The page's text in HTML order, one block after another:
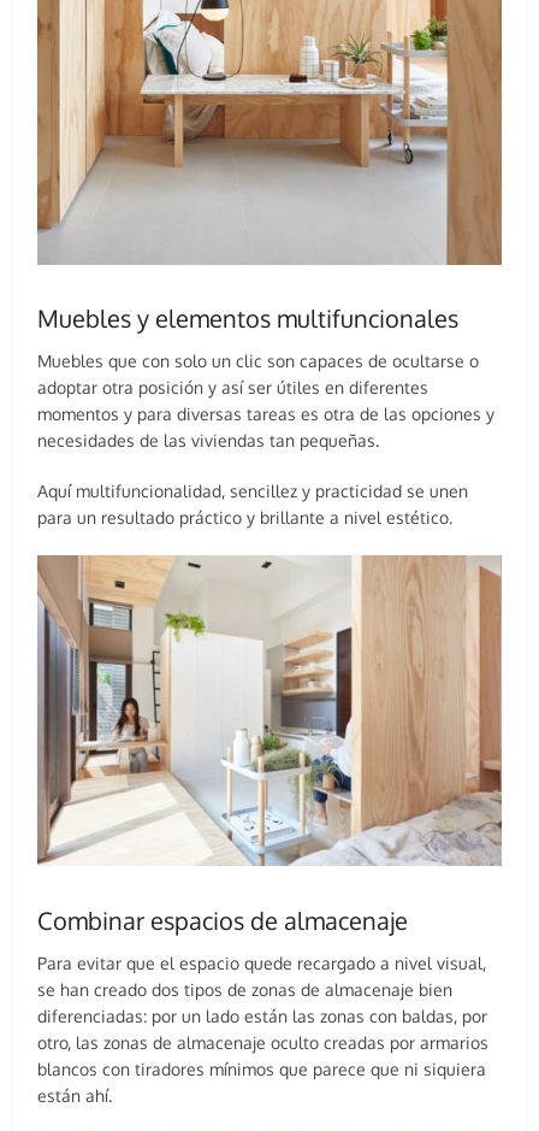
Muebles y elementos multifuncionales
Muebles que con solo un clic son capaces de ocultarse o
adoptar otra posición y así ser útiles en diferentes
momentos y para diversas tareas es otra de las opciones y
necesidades de las viviendas tan pequeñas.
Aquí multifuncionalidad, sencillez y practicidad se unen
para un resultado práctico y brillante a nivel estético.
Combinar espacios de almacenaje
Para evitar que el espacio quede recargado a nivel visual,
se han creado dos tipos de zonas de almacenaje bien
diferenciadas: por un lado están las zonas con baldas, por
otro, las zonas de almacenaje oculto creadas por armarios
blancos con tiradores mínimos que parece que ni siquiera
están ahí.